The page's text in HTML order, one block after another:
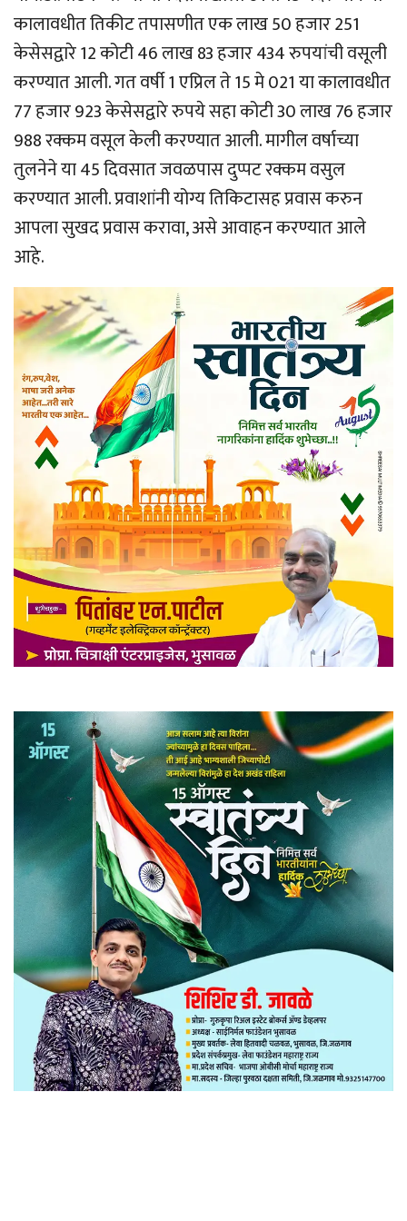
कालावधीत तिकीट तपासणीत एक लाख 50 हजार 251
केसेसद्वारे 12 कोटी 46 लाख 83 हजार 434 रुपयांची वसूली
करण्यात आली. गत वर्षी 1 एप्रिल ते 15 मे 021 या कालावधीत
77 हजार 923 केसेसद्वारे रुपये सहा कोटी 30 लाख 76 हजार
988 रक्कम वसूल केली करण्यात आली. मागील वर्षाच्या
तुलनेने या 45 दिवसात जवळपास दुप्पट रक्कम वसुल
करण्यात आली. प्रवाशांनी योग्य तिकिटासह प्रवास करुन
आपला सुखद प्रवास करावा, असे आवाहन करण्यात आले
आहे.